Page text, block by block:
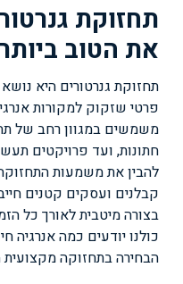
תחזוקת
את הטוב
תחזוקת גנרטורים היא
פרטי שזקוק למקורות
משמשים במגוון רחב של
חתונות, ועד פרויקטים
להבין את משמעות
קבלנים ועסקים קטנים
בצורה מיטבית לאורך כל
כולנו יודעים כמה אנרגיה
הבחירה בתחזוקה מקצועית